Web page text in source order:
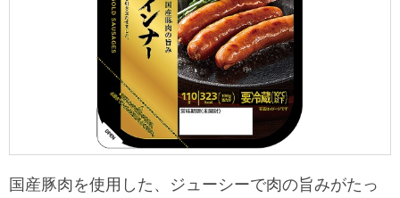
商品カテゴリ一覧
食の安全・安心への取組み
ギフト
マルチコピー機でできること
マルチコピー機でできることトップ
コピー
便利なサービス
宅配便
チケットサービス
企業理念
私たちの取組み
サステナビリティ
サステナビリティトップ
セブン＆アイ・ホールディングスの重点課題
国産豚肉を使用した、ジューシーで肉の旨みがたっ